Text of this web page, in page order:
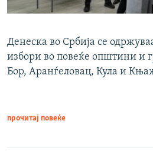
Денеска во Србија се
избори во повеќе општини и
Бор, Аранѓеловац, Кула и
прочитај повеќе